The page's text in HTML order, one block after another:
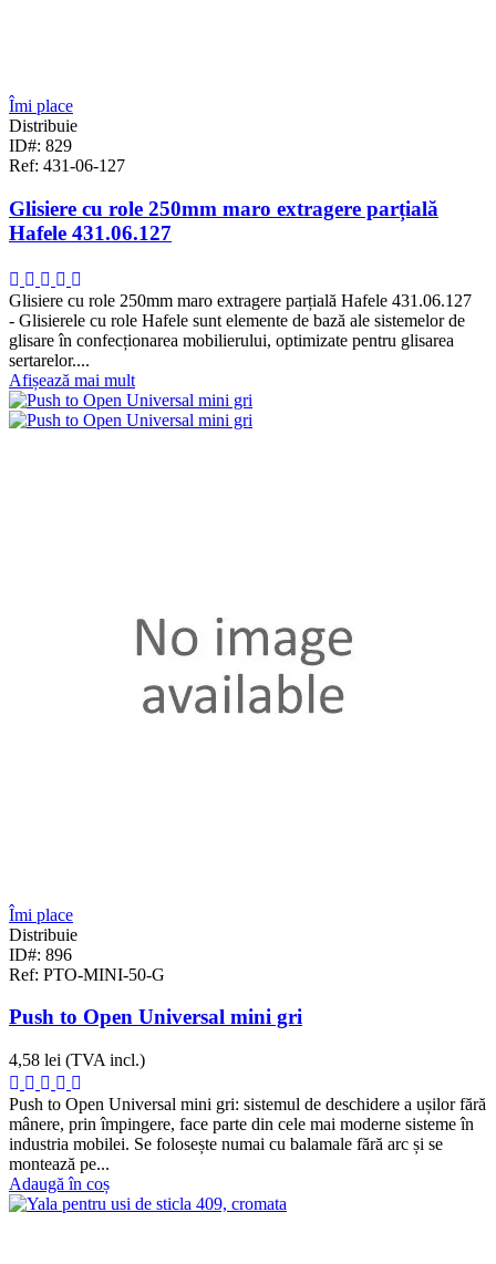
Îmi place
Distribuie
ID#: 829
Ref: 431-06-127
Glisiere cu role 250mm maro extragere parțială
Hafele 431.06.127
Glisiere cu role 250mm maro extragere parțială Hafele 431.06.127
- Glisierele cu role Hafele sunt elemente de bază ale sistemelor de
glisare în confecționarea mobilierului, optimizate pentru glisarea
sertarelor....
Afișează mai mult
Îmi place
Distribuie
ID#: 896
Ref: PTO-MINI-50-G
Push to Open Universal mini gri
4,58 lei (TVA incl.)
Push to Open Universal mini gri: sistemul de deschidere a ușilor fără
mânere, prin împingere, face parte din cele mai moderne sisteme în
industria mobilei. Se folosește numai cu balamale fără arc și se
montează pe...
Adaugă în coș